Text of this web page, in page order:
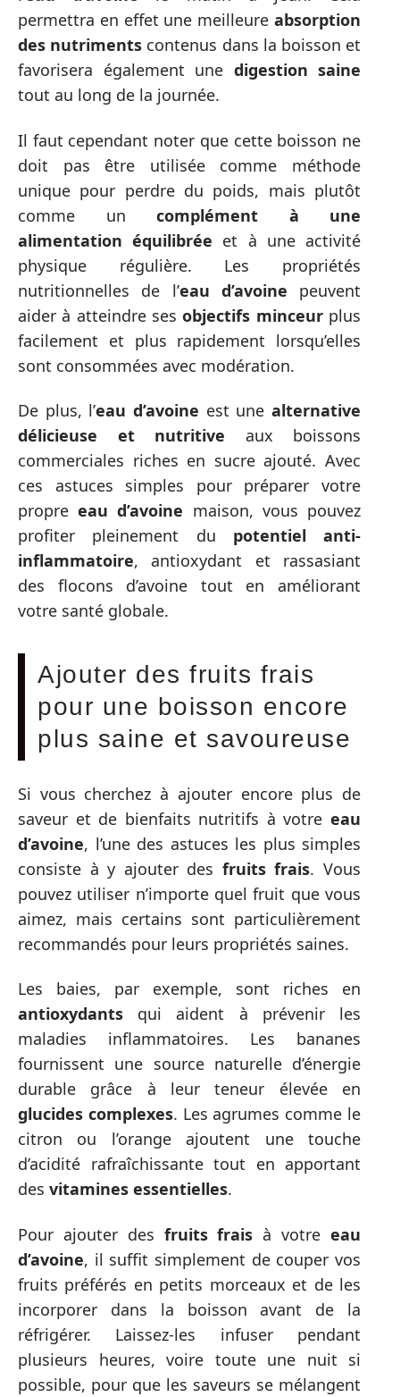
permettra en effet une meilleure absorption
des nutriments contenus dans la boisson et
favorisera également une digestion saine
tout au long de la journée.
Il faut cependant noter que cette boisson ne
doit pas être utilisée comme méthode
unique pour perdre du poids, mais plutôt
comme un complément à une
alimentation équilibrée et à une activité
physique régulière. Les propriétés
nutritionnelles de l’eau d’avoine peuvent
aider à atteindre sesobjectifs minceurplus
facilement et plus rapidement lorsqu’elles
sont consommées avec modération.
De plus, l’eau d’avoine est unealternative
délicieuse et nutritive aux boissons
commerciales riches en sucre ajouté. Avec
ces astuces simples pour préparer votre
propreeau d’avoine maison, vous pouvez
profiter pleinement du potentiel anti-
inflammatoire, antioxydant et rassasiant
des flocons d’avoine tout en améliorant
votre santé globale.
Ajouter des fruits frais
pour une boisson encore
plus saine et savoureuse
Si vous cherchez à ajouter encore plus de
saveur et de bienfaits nutritifs à votre eau
d’avoine, l’une des astuces les plus simples
consiste à y ajouter des fruits frais. Vous
pouvez utiliser n’importe quel fruit que vous
aimez, mais certains sont particulièrement
recommandés pour leurs propriétés saines.
Les baies, par exemple, sont riches en
antioxydants qui aident à prévenir les
maladies inflammatoires. Les bananes
fournissent une source naturelle d’énergie
durable grâce à leur teneur élevée en
glucides complexes. Les agrumes comme le
citron ou l’orange ajoutent une touche
d’acidité rafraîchissante tout en apportant
des vitamines essentielles.
Pour ajouter des fruits frais à votreeau
d’avoine, il suffit simplement de couper vos
fruits préférés en petits morceaux et de les
incorporer dans la boisson avant de la
réfrigérer. Laissez-les infuser pendant
plusieurs heures, voire toute une nuit si
possible, pour que les saveurs se mélangent